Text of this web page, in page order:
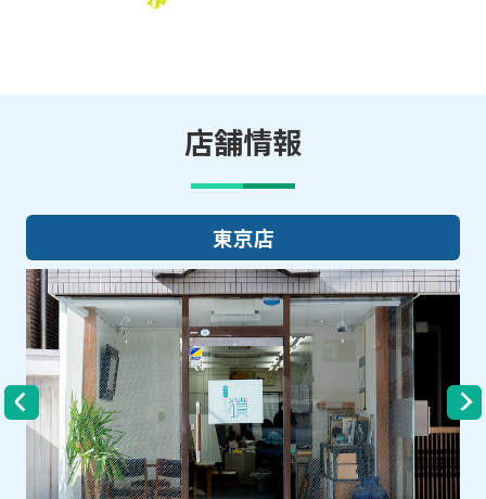
店舗情報